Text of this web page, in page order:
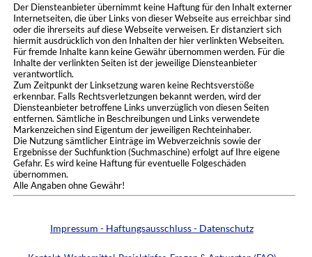
Der Diensteanbieter übernimmt keine Haftung für den Inhalt externer
Internetseiten, die über Links von dieser Webseite aus erreichbar sind
oder die ihrerseits auf diese Webseite verweisen. Er distanziert sich
hiermit ausdrücklich von den Inhalten der hier verlinkten Webseiten.
Für fremde Inhalte kann keine Gewähr übernommen werden. Für die
Inhalte der verlinkten Seiten ist der jeweilige Diensteanbieter
verantwortlich.
Zum Zeitpunkt der Linksetzung waren keine Rechtsverstöße
erkennbar. Falls Rechtsverletzungen bekannt werden, wird der
Diensteanbieter betroffene Links unverzüglich von diesen Seiten
entfernen. Sämtliche in Beschreibungen und Links verwendete
Markenzeichen sind Eigentum der jeweiligen Rechteinhaber.
Die Nutzung sämtlicher Einträge im Webverzeichnis sowie der
Ergebnisse der Suchfunktion (Suchmaschine) erfolgt auf Ihre eigene
Gefahr. Es wird keine Haftung für eventuelle Folgeschäden
übernommen.
Alle Angaben ohne Gewähr!
Impressum - Haftungsausschluss - Datenschutz